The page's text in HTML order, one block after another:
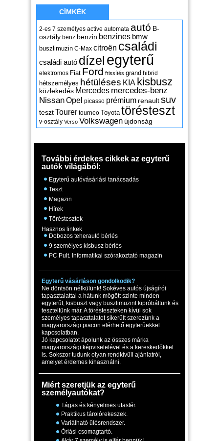
CÍMKÉK
2-es 7 személyes active automata autó B-
osztály benz benzin benzines bmw
buszlimuzin C-Max citroën családi
családi autó dízel egyterű
elektromos Fiat Ford frissítés grand hibrid
hétszemélyes hétüléses KIA kisbusz
közlekedés Mercedes mercedes-benz
NissanOpel picasso prémium renaultsuv
tesztTourer tourneo Toyota törésteszt
v-osztály Verso Volkswagen újdonság
További érdekes cikkek az egyterű
autók világából:
Egyterű autóvásárlási tanácsadás
Teszt
Magazin
Hírek
Töréstesztek
Hasznos linkek
Dobozos teherautó bérlés
9 személyes kisbusz bérlés
PC Pult. Informatikai szórakoztató magazin
Egyterű vásárláson gondolkodik?
Ne döntsön nélkülünk! Sokéves autós újságírói
tapasztalattal a hátunk mögött szinte minden
egyterűt, kisbuszt vagy buszlimuzint kipróbáltunk és
teszteltünk már. A törésteszteken kívül sok
személyes tapasztalatot sikerült szerezünk a
magyarországi piacon elérhető egyterűekkel
kapcsolatban.
Jó kapcsolatot ápolunk az összes márka
magyarországi képviseletével és a kereskedőkkel
is. Sokszor tudunk olyan rendkívüli ajánlatról,
amelyet érdemes kihasználni.
Miért szeretjük az egyterű
személyautókat?
Tágas és kényelmes utastér.
Praktikus tárolórekeszek.
Variálható ülésrendszer.
Óriási csomagtartó.